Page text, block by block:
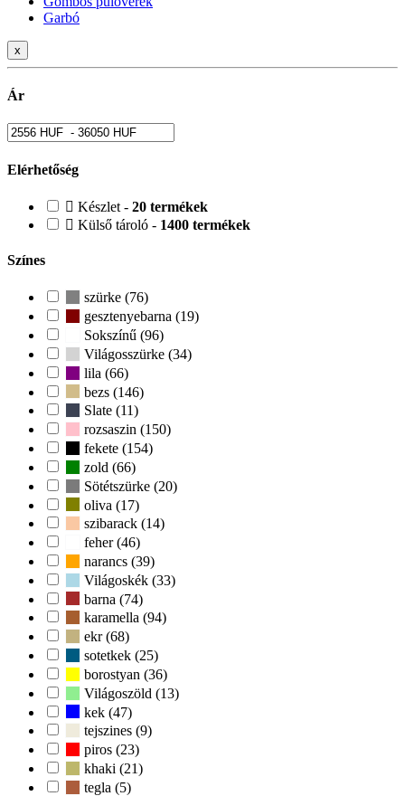
Garbó
x
Ár
Elérhetőség
Készlet - 20 termékek
Külső tároló - 1400 termékek
Színes
szürke (76)
gesztenyebarna (19)
Sokszínű (96)
Világosszürke (34)
lila (66)
bezs (146)
Slate (11)
rozsaszin (150)
fekete (154)
zold (66)
Sötétszürke (20)
oliva (17)
szibarack (14)
feher (46)
narancs (39)
Világoskék (33)
barna (74)
karamella (94)
ekr (68)
sotetkek (25)
borostyan (36)
Világoszöld (13)
kek (47)
tejszines (9)
piros (23)
khaki (21)
tegla (5)